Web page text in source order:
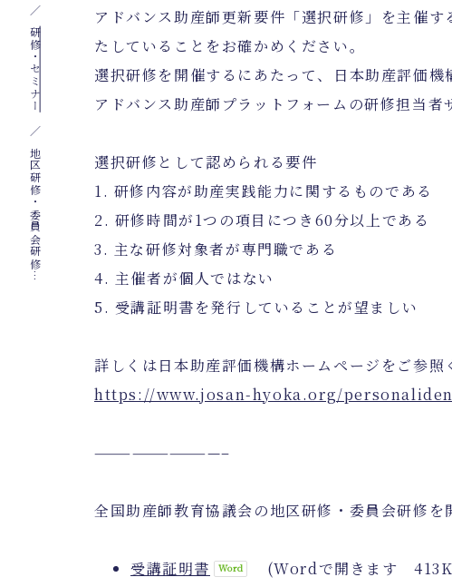
研修・セミナー
地
区
研
修
・
委
員
会
研
修
を
主
催
す
る
皆
様
へ
アドバンス助産師更新要件「選択研修」を主催
たしていることをお確かめください。
選択研修を開催するにあたって、日本助産評価機
アドバンス助産師プラットフォームの研修担当者
選択研修として認められる要件
1. 研修内容が助産実践能力に関するものである
2. 研修時間が1つの項目につき60分以上である
3. 主な研修対象者が専門職である
4. 主催者が個人ではない
5. 受講証明書を発行していることが望ましい
詳しくは日本助産評価機構ホームページをご参照
https://www.josan-hyoka.org/
——————————–
全国助産師教育協議会の地区研修・委員会研修を
受講証明書 (Wordで開きます